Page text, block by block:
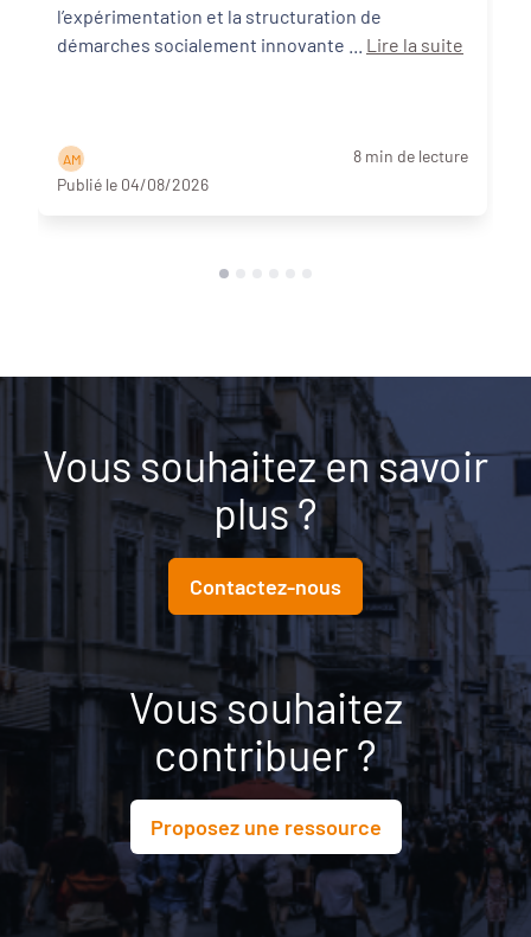
l’expérimentation et la structuration de
Lire la suite
A M
8 min de lecture
Publié le 04/08/2026
Vous souhaitez en savoir
plus ?
Contactez-nous
Vous souhaitez
contribuer ?
Proposez une ressource